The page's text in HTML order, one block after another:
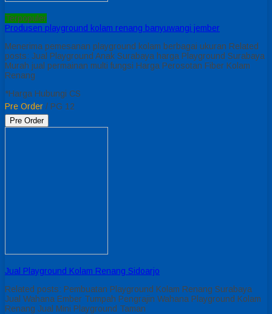
Terpopuler
Produsen playground kolam renang banyuwangi jember
Menerima pemesanan playground kolam berbagai ukuran Related
posts: Jual Playground Anak Surabaya harga Playground Surabaya
Murah jual permainan multi fungsi Harga Perosotan Fiber Kolam
Renang
*Harga Hubungi CS
Pre Order / PG 12
Pre Order
Jual Playground Kolam Renang Sidoarjo
Related posts: Pembuatan Playground Kolam Renang Surabaya
Jual Wahana Ember Tumpah Pengrajin Wahana Playground Kolam
Renang Jual Mini Playground Taman